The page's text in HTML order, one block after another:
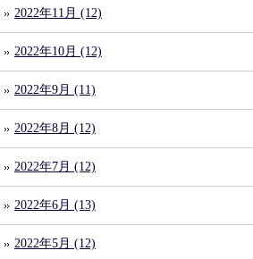
2022年11月 (12)
2022年10月 (12)
2022年9月 (11)
2022年8月 (12)
2022年7月 (12)
2022年6月 (13)
2022年5月 (12)